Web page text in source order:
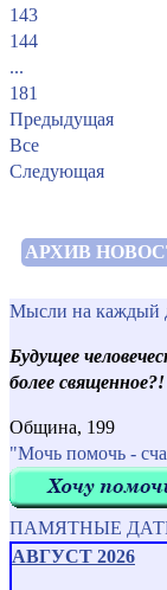
143
144
...
181
Предыдущая
Все
Следующая
АРХИВ
Мысли на каждый
Будущее
более священное?!
Община, 199
"Мочь помочь -
ПАМЯТНЫЕ
АВГУСТ 2026